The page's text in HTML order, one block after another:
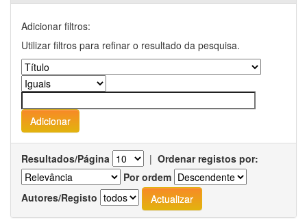
Adicionar filtros:
Utilizar filtros para refinar o resultado da pesquisa.
Resultados/Página | Ordenar registos por:
Por ordem
Autores/Registo